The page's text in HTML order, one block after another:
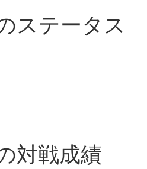
ステータス
対戦成績